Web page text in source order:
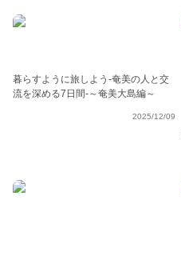
暮らすように旅しよう-奄美の人と交
流を深める7日間-～奄美大島編～
2025/12/09